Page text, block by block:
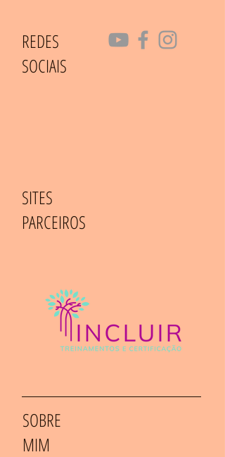
REDES
SOCIAIS
SITES
PARCEIROS
SOBRE
MIM